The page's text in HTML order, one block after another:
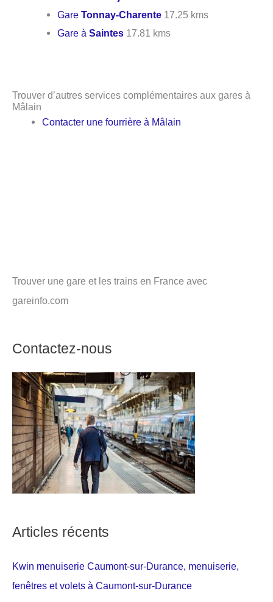
GareTonnay-Charente 17.25 kms
Gare àSaintes 17.81 kms
Trouver d’autres services complémentaires aux gares à
Mâlain
Contacter une fourrière à Mâlain
Trouver une gare et les trains en France avec
gareinfo.com
Contactez-nous
Articles récents
Kwin menuiserie Caumont-sur-Durance, menuiserie,
fenêtres et volets à Caumont-sur-Durance